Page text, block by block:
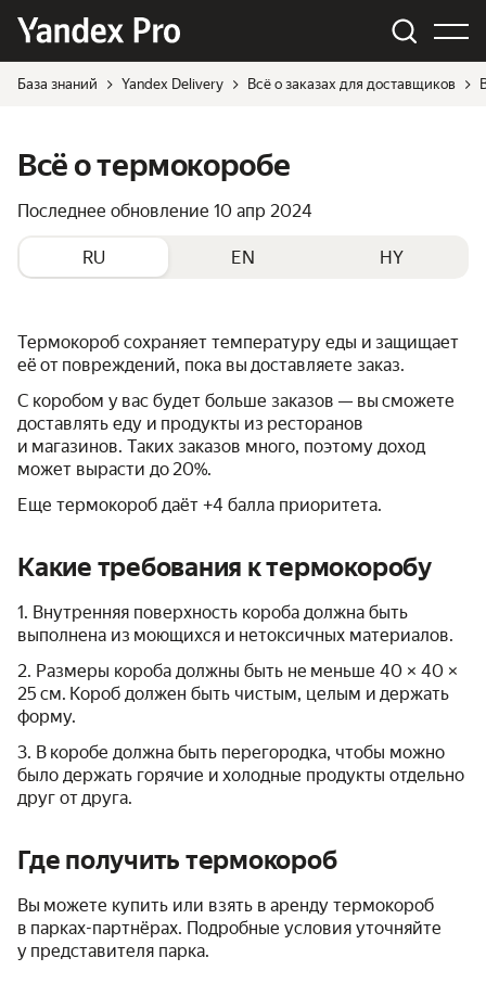
База знаний Yandex Delivery Всё о заказах для доставщиков
Всё о термокоробе
Последнее обновление 10 апр 2024
RU EN HY
Термокороб сохраняет температуру еды и защищает
её от повреждений, пока вы доставляете заказ.
С коробом у вас будет больше заказов — вы сможете
доставлять еду и продукты из ресторанов
и магазинов. Таких заказов много, поэтому доход
может вырасти до 20%.
Еще термокороб даёт +4 балла приоритета.
Какие требования к термокоробу
1. Внутренняя поверхность короба должна быть
выполнена из моющихся и нетоксичных материалов.
2. Размеры короба должны быть не меньше 40 × 40 ×
25 см. Короб должен быть чистым, целым и держать
форму.
3. В коробе должна быть перегородка, чтобы можно
было держать горячие и холодные продукты отдельно
друг от друга.
Где получить термокороб
Вы можете купить или взять в аренду термокороб
в парках-партнёрах. Подробные условия уточняйте
у представителя парка.